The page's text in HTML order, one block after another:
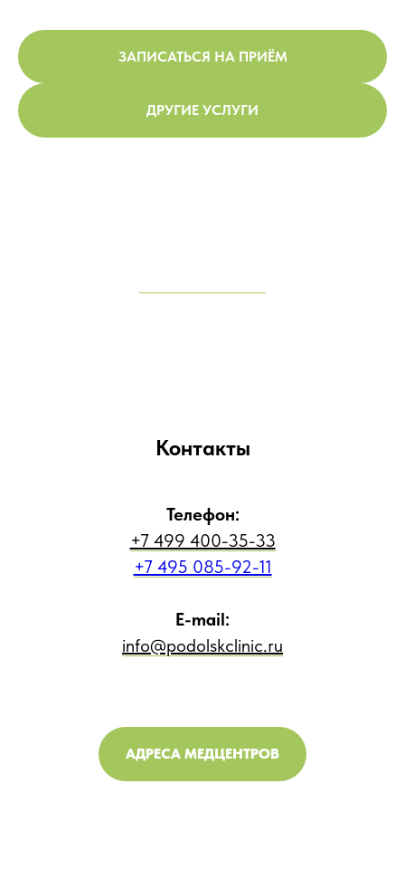
ЗАПИСАТЬСЯ НА ПРИЁМ
ДРУГИЕ УСЛУГИ
Контакты
Телефон:
+7 499 400-35-33
+7 495 085-92-11
E-mail:
info@podolskclinic.ru
АДРЕСА МЕДЦЕНТРОВ